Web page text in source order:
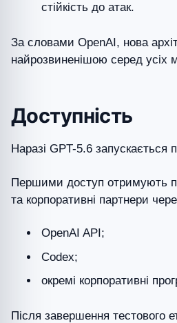
стійкість до атак.
За словами OpenAI, нова
найрозвиненішою серед усіх
Доступність
Наразі GPT-5.6 запускається
Першими доступ отримують
та корпоративні партнери
OpenAI API;
Codex;
окремі корпоративні
Після завершення тестового